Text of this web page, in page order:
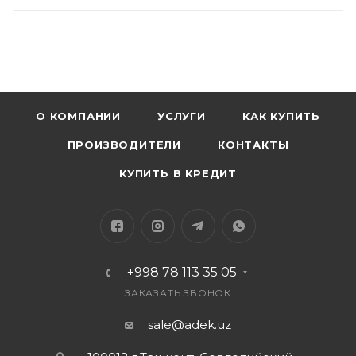
О КОМПАНИИ УСЛУГИ КАК КУПИТЬ
ПРОИЗВОДИТЕЛИ КОНТАКТЫ
КУПИТЬ В КРЕДИТ
+998 78 113 35 05
ЗАКАЗАТЬ ЗВОНОК
sale@adek.uz